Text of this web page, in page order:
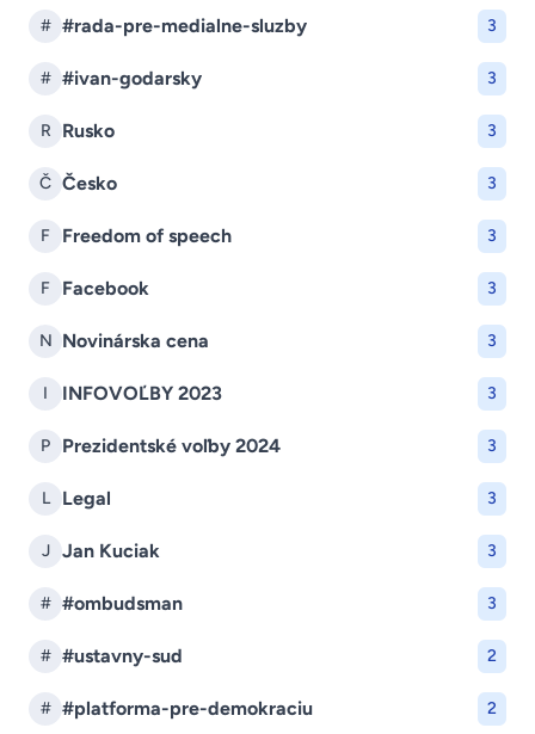
# #rada-pre-medialne-sluzby 3
# #ivan-godarsky 3
R Rusko 3
Č Česko 3
F Freedom of speech 3
F Facebook 3
N Novinárska cena 3
I INFOVOĽBY 2023 3
P Prezidentské voľby 2024 3
L Legal 3
J Jan Kuciak 3
# #ombudsman 3
# #ustavny-sud 2
# #platforma-pre-demokraciu 2